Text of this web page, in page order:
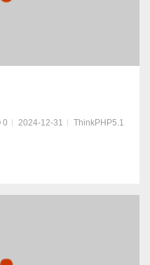
0 2024-12-31 ThinkPHP5.1